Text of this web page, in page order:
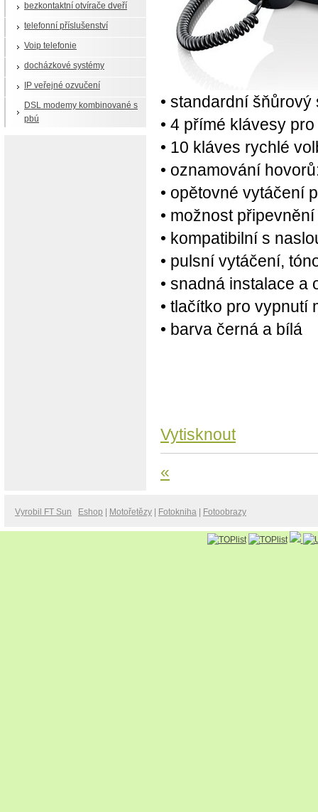
bezkontaktní otvírače dveří
telefonní příslušenství
Voip telefonie
docházkové systémy
IP veřejné ozvučení
DSL modemy kombinované s
pbú
• standardní
• 4 přímé klávesy
• 10 kláves rychlé
• oznamování
• opětovné vytáčení
• možnost
• kompatibilní s
• pulsní vytáčení,
• snadná instalace a
• tlačítko pro vypnutí
• barva černá a bílá
Vytisknout
«
Vyrobil FT Sun Eshop Motořetězy Fotokniha Fotoobrazy